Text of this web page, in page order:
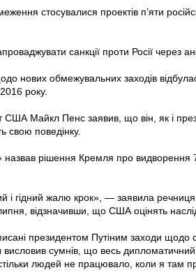
стосувалися проектів п’яти
санкції проти Росії через
нових обмежувальних заходів
року.
США Майкл Пенс заявив, що він, як і
свою поведінку.
рішення Кремля про
і гідний жалю крок», — заявила
відзначивши, що США оцінять
президентом Путіним заходи щодо
сумнів, що весь
людей не працювало, коли я там